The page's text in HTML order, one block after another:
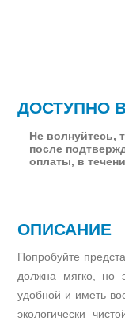
ДОСТУПНО
Не волнуйтесь,
после
оплаты, в
ОПИСАНИЕ
Попробуйте
должна мягко, но
удобной и иметь
экологически